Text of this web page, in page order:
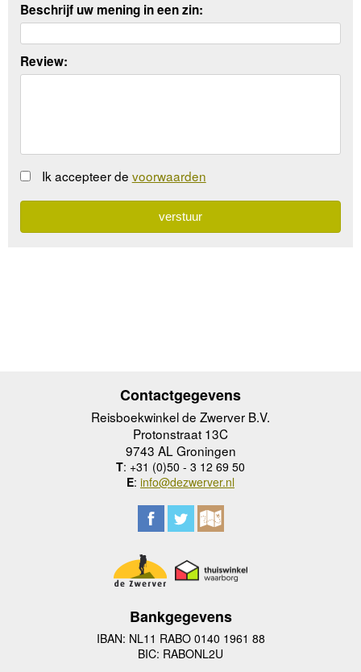
Beschrijf uw mening in een zin:
Review:
Ik accepteer de voorwaarden
Contactgegevens
Reisboekwinkel de Zwerver B.V.
Protonstraat 13C
9743 AL Groningen
T: +31 (0)50 - 3 12 69 50
E: info@dezwerver.nl
Bankgegevens
IBAN: NL11 RABO 0140 1961 88
BIC: RABONL2U